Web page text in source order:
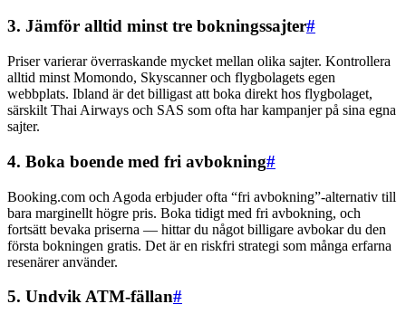
3. Jämför alltid minst tre bokningssajter#
Priser varierar överraskande mycket mellan olika sajter. Kontrollera
alltid minst Momondo, Skyscanner och flygbolagets egen
webbplats. Ibland är det billigast att boka direkt hos flygbolaget,
särskilt Thai Airways och SAS som ofta har kampanjer på sina egna
sajter.
4. Boka boende med fri avbokning#
Booking.com och Agoda erbjuder ofta “fri avbokning”-alternativ till
bara marginellt högre pris. Boka tidigt med fri avbokning, och
fortsätt bevaka priserna — hittar du något billigare avbokar du den
första bokningen gratis. Det är en riskfri strategi som många erfarna
resenärer använder.
5. Undvik ATM-fällan#